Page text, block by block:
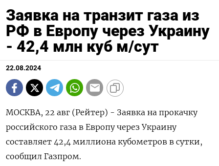
Заявка на транзит газа из
РФ в Европу через Украину
- 42,4 млн куб м/сут
22.08.2024
МОСКВА, 22 авг (Рейтер) - Заявка на прокачку
российского газа в Европу через Украину
составляет 42,4 миллиона кубометров в сутки,
сообщил Газпром.